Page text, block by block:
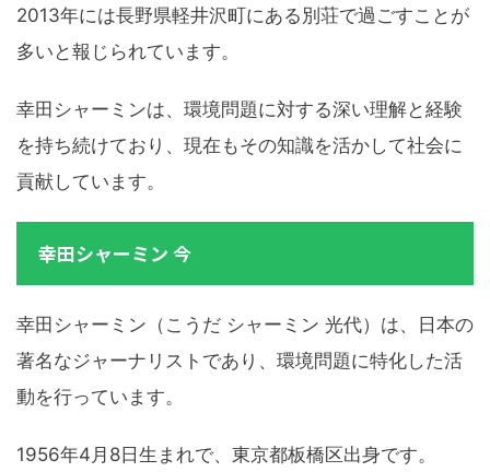
2013年には長野県軽井沢町にある別荘で過ごすことが
多いと報じられています。
幸田シャーミンは、環境問題に対する深い理解と経験
を持ち続けており、現在もその知識を活かして社会に
貢献しています。
幸田シャーミン 今
幸田シャーミン（こうだ シャーミン 光代）は、日本の
著名なジャーナリストであり、環境問題に特化した活
動を行っています。
1956年4月8日生まれで、東京都板橋区出身です。